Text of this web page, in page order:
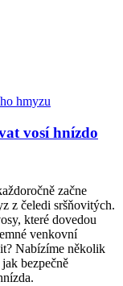
vosí hnízdo
začne
z čeledi sršňovitých.
které dovedou
venkovní
Nabízíme několik
bezpečně